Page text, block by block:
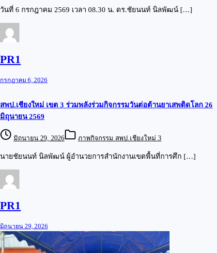
วันที่ 6 กรกฎาคม 2569 เวลา 08.30 น. ดร.ชัยนนท์ นิลพัฒน์ […]
PR1
กรกฎาคม 6, 2026
สพป.เชียงใหม่ เขต 3 ร่วมพลังร่วมกิจกรรมวันต่อต้านยาเสพติดโลก 26
มิถุนายน 2569
มิถุนายน 29, 2026 ภาพกิจกรรม สพป.เชียงใหม่ 3
นายชัยนนท์ นิลพัฒน์ ผู้อำนวยการสำนักงานเขตพื้นที่การศึก […]
PR1
มิถุนายน 29, 2026